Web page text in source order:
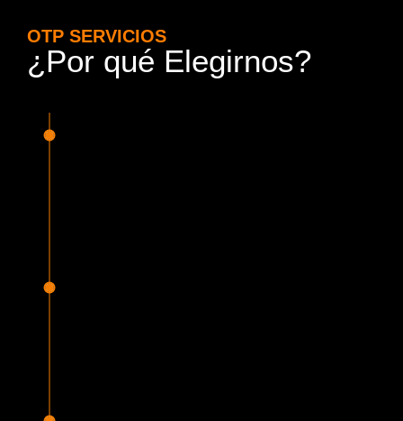
OTP SERVICIOS
¿Por qué Elegirnos?